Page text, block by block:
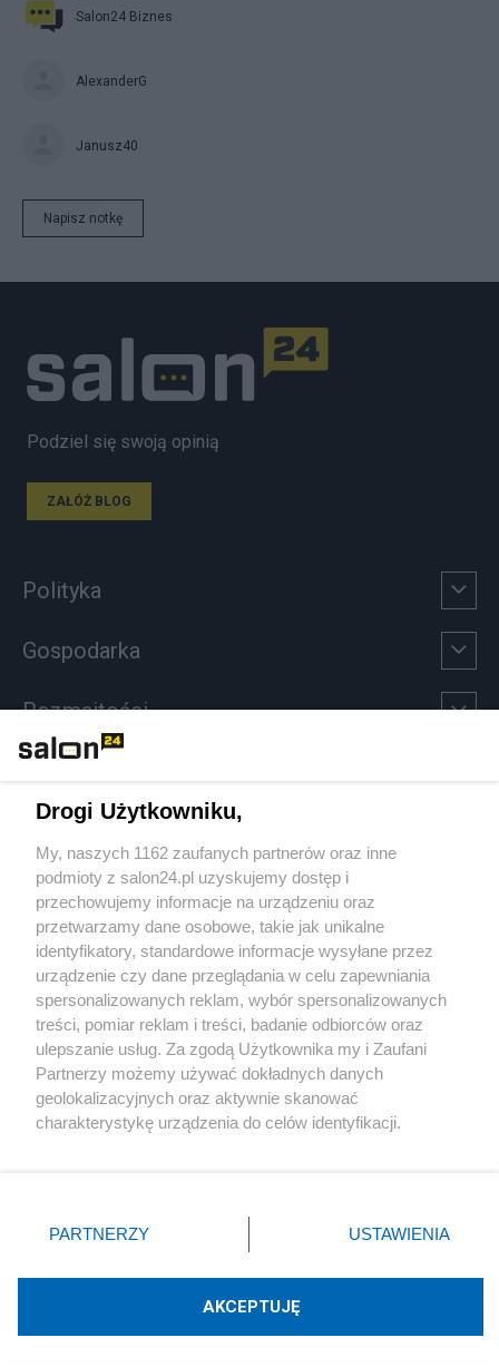
Salon24 Biznes
AlexanderG
Janusz40
Napisz notkę
Podziel się swoją opinią
ZAŁÓŻ BLOG
Polityka
Gospodarka
Rozmaitości
Sport
Społeczeństwo
Kultura
X Facebook Instagram Youtube
Technologię dostarcza:W3media.pl
Drogi Użytkowniku,
My, naszych 1162 zaufanych partnerów oraz inne
podmioty z salon24.pl uzyskujemy dostęp i
przechowujemy informacje na urządzeniu oraz
przetwarzamy dane osobowe, takie jak unikalne
identyfikatory, standardowe informacje wysyłane przez
urządzenie czy dane przeglądania w celu zapewniania
spersonalizowanych reklam, wybór spersonalizowanych
treści, pomiar reklam i treści, badanie odbiorców oraz
ulepszanie usług. Za zgodą Użytkownika my i Zaufani
Partnerzy możemy używać dokładnych danych
geolokalizacyjnych oraz aktywnie skanować
charakterystykę urządzenia do celów identyfikacji.
zmienić/wycofać klikając przycisk ustawień prywatności
znajdujący się w lewym dolnym rogu strony
rodzaje przetwarzania danych nie wymagają zgody
użytkownika, ale masz prawo sprzeciwić się takiemu
PARTNERZY USTAWIENIA
AKCEPTUJĘ